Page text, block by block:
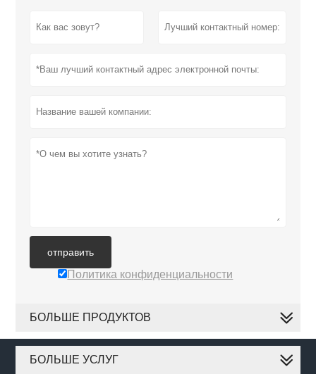
отправить
Политика конфиденциальности
БОЛЬШЕ ПРОДУКТОВ
БОЛЬШЕ УСЛУГ